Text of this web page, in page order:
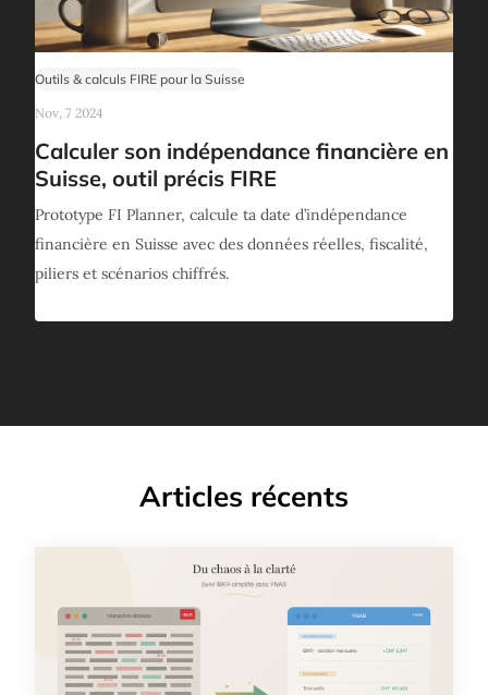
Outils & calculs FIRE pour la Suisse
Nov, 7 2024
Calculer son indépendance financière en
Suisse, outil précis FIRE
Prototype FI Planner, calcule ta date d’indépendance
financière en Suisse avec des données réelles, fiscalité,
piliers et scénarios chiffrés.
Articles récents